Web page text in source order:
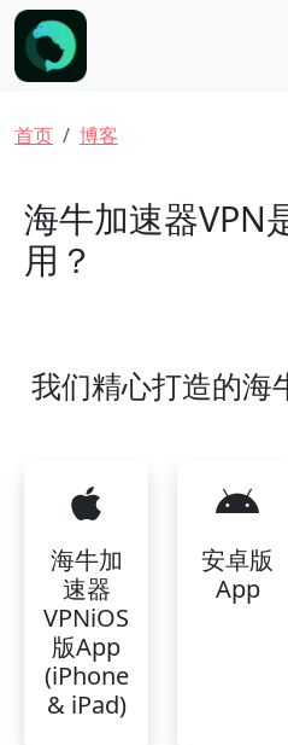
跳转到主要内容
面包屑
首页 博客
海牛加速器VPN
用？
我们精心打造的海
海牛加
速器
VPNiOS
版App
(iPhone
& iPad)
安卓版
App